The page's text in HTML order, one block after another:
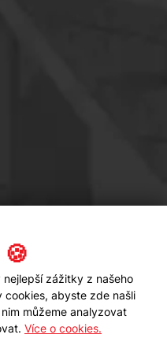
Sledujte nás
zážitky z našeho
cookies, abyste zde našli
můžeme analyzovat
Více o cookies.